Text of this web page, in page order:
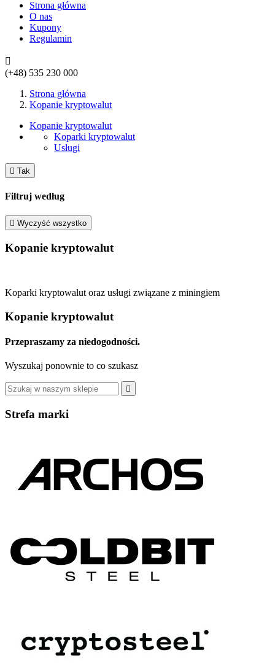
Strona główna
O nas
Kupony
Regulamin

(+48) 535 230 000
Strona główna
Kopanie kryptowalut
Kopanie kryptowalut
Koparki kryptowalut
Usługi
 Tak
Filtruj według
 Wyczyść wszystko
Kopanie kryptowalut
Koparki kryptowalut oraz usługi związane z miningiem
Kopanie kryptowalut
Przepraszamy za niedogodności.
Wyszukaj ponownie to co szukasz

Strefa marki